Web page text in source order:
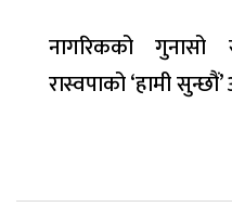
नागरिकको गुनासो
रास्वपाको ‘हामी